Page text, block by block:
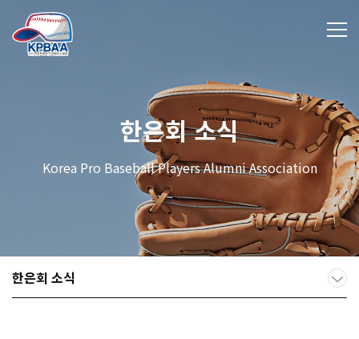
한은회 소식
Korea Pro Baseball Players Alumni Association
한은회 소식